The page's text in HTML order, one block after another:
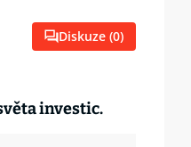
Diskuze (0)
investic.